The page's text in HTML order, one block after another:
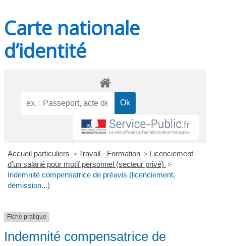
Carte nationale
d’identité
Accueil particuliers > Travail - Formation > Licenciement
d'un salarié pour motif personnel (secteur privé) >
Indemnité compensatrice de préavis (licenciement,
démission...)
Fiche pratique
Indemnité compensatrice de